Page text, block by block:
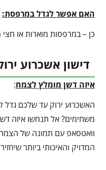
האם אפשר לגדל במרפסת:
כן – במרפסות מוארות או חצי
דישון אשכרוע
איזה דשן מומלץ לצמח:
האשכרוע ירוק עד שלכם גדל
משחימים? אל תנחשו איזה
וואטסאפ עם תמונה של
המדויק והאיכותי ביותר